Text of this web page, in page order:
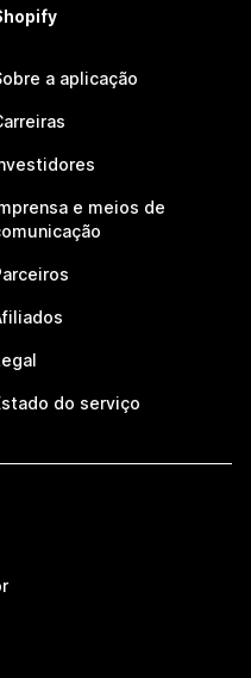
a aplicação
e meios de
do serviço